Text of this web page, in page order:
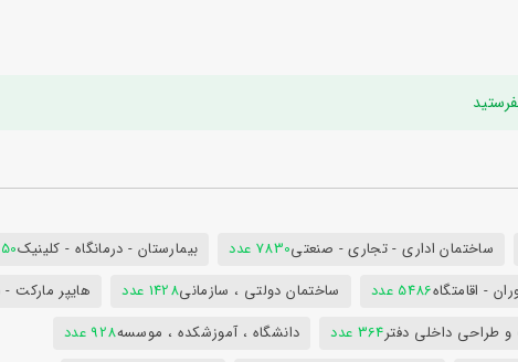
ساختمان اداری - تجاری - صنعتی7830 عدد بیمارستان - درمانگاه - کلینیک
- اقامتگاه5486 عدد ساختمان دولتی ، سازمانی1428 عدد هایپر مارکت
و طراحی داخلی دفتر364 عدد دانشگاه ، آموزشکده ، موسسه928 عدد